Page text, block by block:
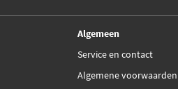
Algemeen
Service en contact
Algemene voorwaarden